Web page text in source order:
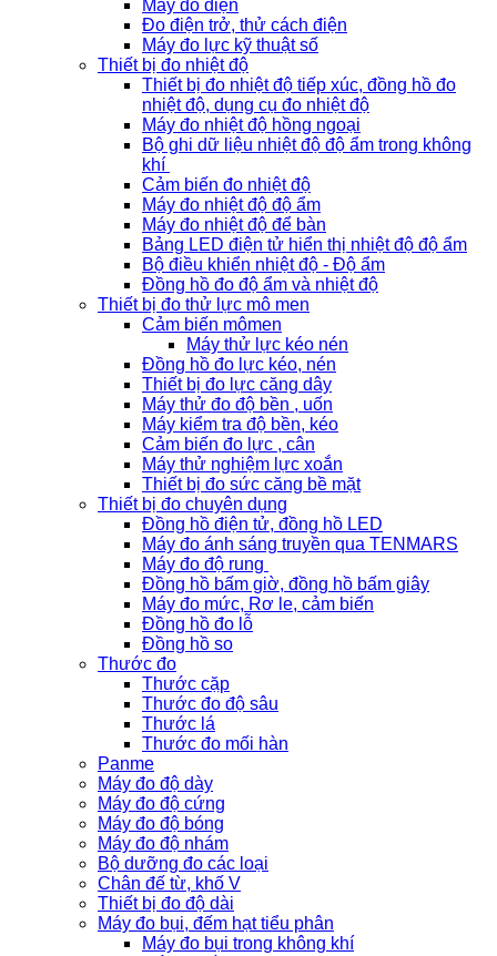
Máy đo điện
Đo điện trở, thử cách điện
Máy đo lực kỹ thuật số
Thiết bị đo nhiệt độ
Thiết bị đo nhiệt độ tiếp xúc, đồng hồ đo
nhiệt độ, dụng cụ đo nhiệt độ
Máy đo nhiệt độ hồng ngoại
Bộ ghi dữ liệu nhiệt độ độ ẩm trong không
khí
Cảm biến đo nhiệt độ
Máy đo nhiệt độ độ ẩm
Máy đo nhiệt độ để bàn
Bảng LED điện tử hiển thị nhiệt độ độ ẩm
Bộ điều khiển nhiệt độ - Độ ẩm
Đồng hồ đo độ ẩm và nhiệt độ
Thiết bị đo thử lực mô men
Cảm biến mômen
Máy thử lực kéo nén
Đồng hồ đo lực kéo, nén
Thiết bị đo lực căng dây
Máy thử đo độ bền , uốn
Máy kiểm tra độ bền, kéo
Cảm biến đo lực , cân
Máy thử nghiệm lực xoắn
Thiết bị đo sức căng bề mặt
Thiết bị đo chuyên dụng
Đồng hồ điện tử, đồng hồ LED
Máy đo ánh sáng truyền qua TENMARS
Máy đo độ rung
Đồng hồ bấm giờ, đồng hồ bấm giây
Máy đo mức, Rơ le, cảm biến
Đồng hồ đo lỗ
Đồng hồ so
Thước đo
Thước cặp
Thước đo độ sâu
Thước lá
Thước đo mối hàn
Panme
Máy đo độ dày
Máy đo độ cứng
Máy đo độ bóng
Máy đo độ nhám
Bộ dưỡng đo các loại
Chân đế từ, khố V
Thiết bị đo độ dài
Máy đo bụi, đếm hạt tiểu phân
Máy đo bụi trong không khí